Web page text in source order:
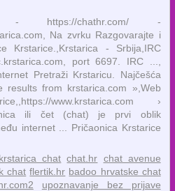
- https://chathr.com/ -
Na zvrku Razgovarajte i
Krstarice.,Krstarica - Srbija,IRC
port 6697. IRC ...,
Pretraži Krstaricu. Najčešća
results from krstarica.com »,Web
www.krstarica.com ›
ili čet (chat) je prvi oblik
internet ... Pričaonica Krstarice
krstarica chat chat.hr chat avenue
chat flertik.hr badoo hrvatske chat
upoznavanje bez prijave